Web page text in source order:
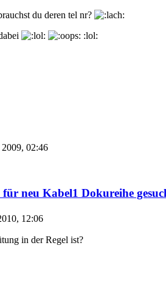
du deren tel nr?
:lol:
2009, 02:46
neu Kabel1 Dokureihe
12:06
in der Regel ist?